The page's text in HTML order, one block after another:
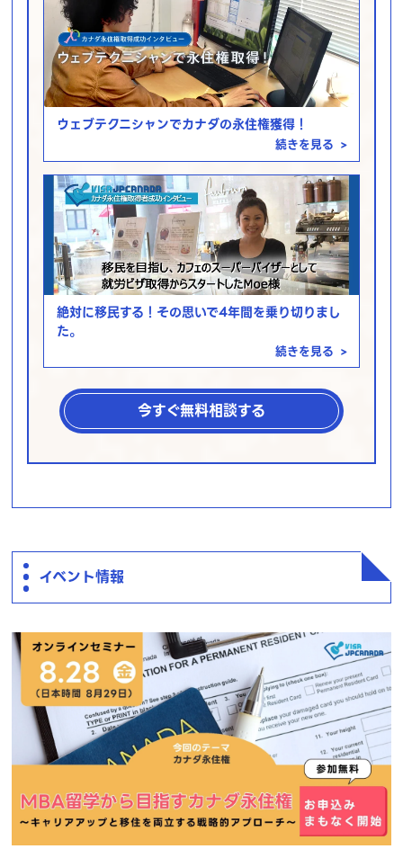
ウェブテクニシャンでカナダの永住権獲得！
続きを見る >
絶対に移民する！その思いで4年間を乗り切りまし
た。
続きを見る >
今すぐ無料相談する
イベント情報